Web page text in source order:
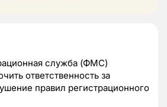
служба (ФМС)
ответственность за
правил регистрационного